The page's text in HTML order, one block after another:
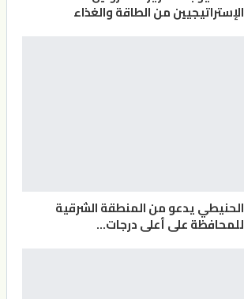
الإستراتيجيين من الطاقة والغذاء
الحنيطي يدعو من المنطقة الشرقية
للمحافظة على أعلى درجات…